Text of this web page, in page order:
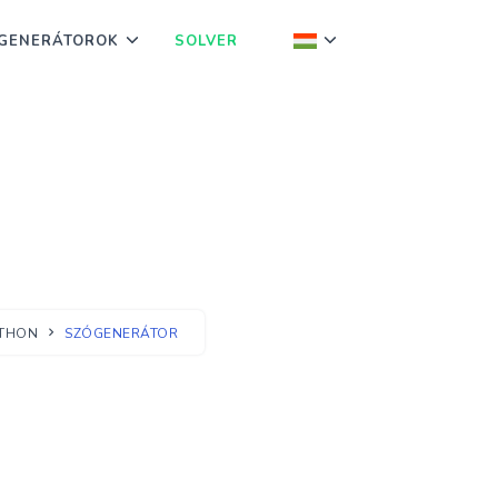
SOLVER
SZÓGENERÁTOR